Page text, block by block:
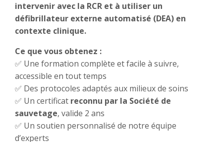
intervenir avec la RCR et à utiliser un
défibrillateur externe automatisé (DEA) en
contexte clinique.
Ce que vous obtenez :
✅ Une formation complète et facile à suivre,
accessible en tout temps
✅ Des protocoles adaptés aux milieux de soins
✅ Un certificat reconnu par la Société de
sauvetage, valide 2 ans
✅ Un soutien personnalisé de notre équipe
d’experts